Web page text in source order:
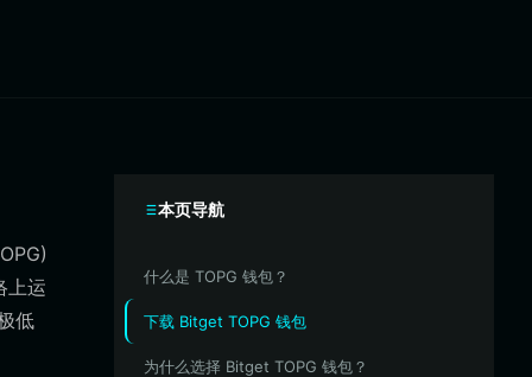
上运
低
本页导航
什么是 TOPG 钱包？
下载 Bitget TOPG 钱包
为什么选择 Bitget TOPG 钱包？